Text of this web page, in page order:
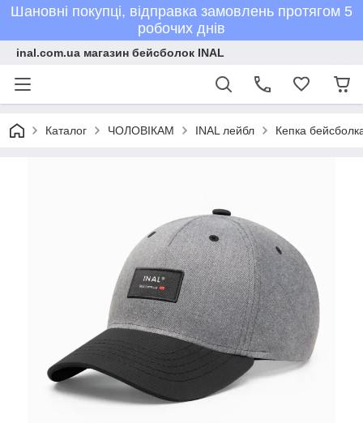
Шановні покупці, відправка замовлень протягом 5
робочих днів
inal.com.ua магазин бейсболок INAL
Каталог ЧОЛОВІКАМ INAL лейбл Кепка